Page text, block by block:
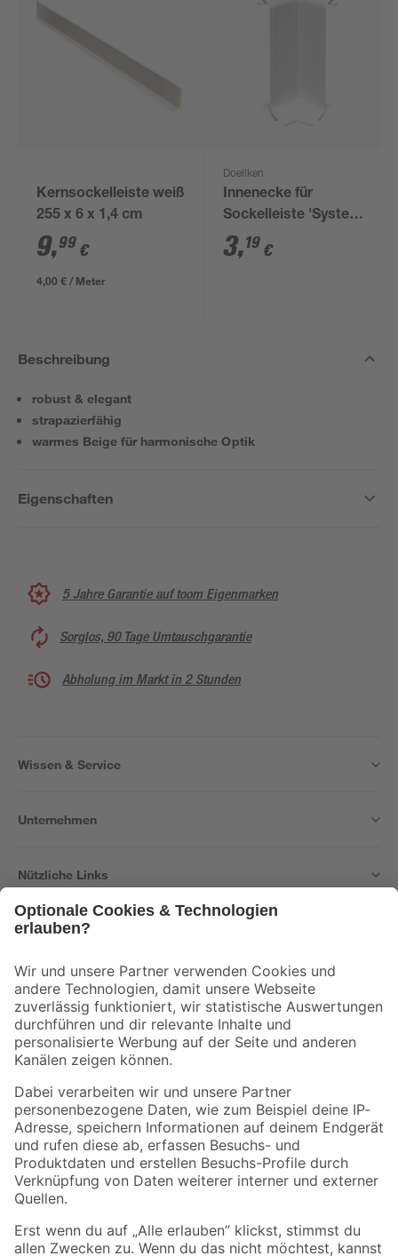
Kernsockelleiste weiß
255 x 6 x 1,4 cm
9,99 €
4,00 € / Meter
Doellken
Innenecke für
Sockelleiste 'System
9' weiß, 1 Stück
3,19 €
Beschreibung
robust & elegant
strapazierfähig
warmes Beige für harmonische Optik
Eigenschaften
5 Jahre Garantie auf toom Eigenmarken
Sorglos, 90 Tage Umtauschgarantie
Abholung im Markt in 2 Stunden
Wissen & Service
Unternehmen
Nützliche Links
Der toom Newsletter: Keine Angebote und Aktionen mehr verpassen!
Zur Newsletter Anmeldung
Folge uns
Zahlungsarten Versandarten
Sicher einkaufen